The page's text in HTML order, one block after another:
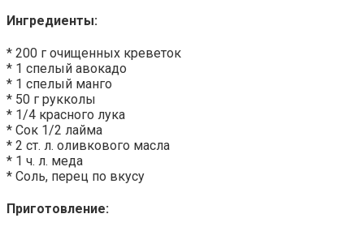
Ингредиенты:
* 200 г очищенных креветок
* 1 спелый авокадо
* 1 спелый манго
* 50 г рукколы
* 1/4 красного лука
* Сок 1/2 лайма
* 2 ст. л. оливкового масла
* 1 ч. л. меда
* Соль, перец по вкусу
Приготовление: